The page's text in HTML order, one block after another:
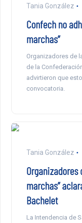
Tania González
Confech no
marchas”
Organizadores de
de la
advirtieron que
convocatoria.
Tania González
Organizadores
marchas”
Bachelet
La Intendencia de